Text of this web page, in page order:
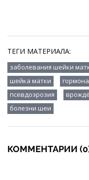
ТЕГИ МАТЕРИАЛА:
заболевания шейки
шейка матки
псевдоэрозия
болезни шеи
КОММЕНТАРИИ